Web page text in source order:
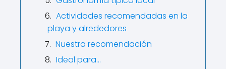
Actividades recomendadas en la
playa y alrededores
Nuestra recomendación
Ideal para…